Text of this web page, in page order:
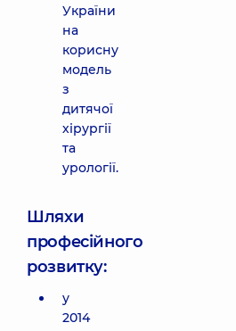
України
на
корисну
модель
з
дитячої
хірургії
та
урології.
Шляхи
професійного
розвитку:
у
2014